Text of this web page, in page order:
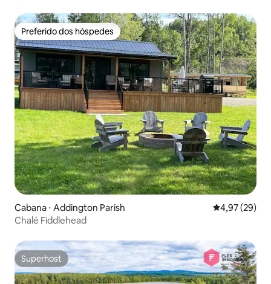
Preferido dos hóspedes
Preferido dos hóspedes
Cabana ⋅ Addington Parish 4,97 de uma
4,97 (29)
Chalé Fiddlehead
Superhost
Superhost